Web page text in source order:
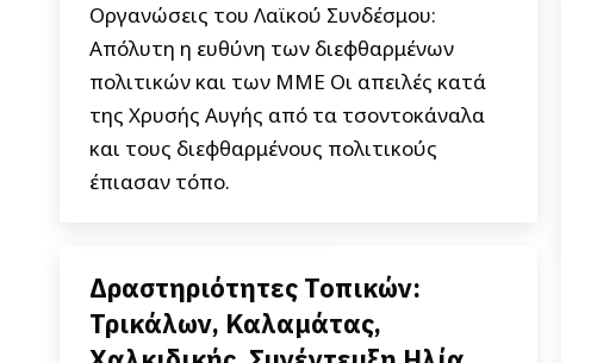
Οργανώσεις του Λαϊκού Συνδέσμου:
Απόλυτη η ευθύνη των διεφθαρμένων
πολιτικών και των ΜΜΕ Οι απειλές κατά
της Χρυσής Αυγής από τα τσοντοκάναλα
και τους διεφθαρμένους πολιτικούς
έπιασαν τόπο.
Δραστηριότητες Τοπικών:
Τρικάλων, Καλαμάτας,